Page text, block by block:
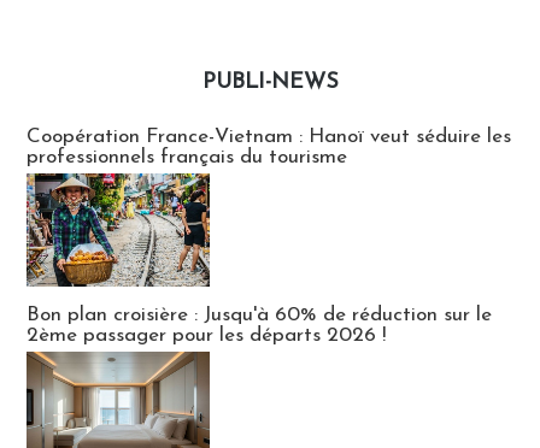
PUBLI-NEWS
Coopération France-Vietnam : Hanoï veut séduire les
professionnels français du tourisme
Bon plan croisière : Jusqu'à 60% de réduction sur le
2ème passager pour les départs 2026 !